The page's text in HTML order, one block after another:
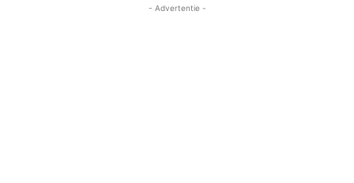
- Advertentie -